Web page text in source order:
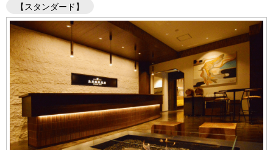
【スタンダード】